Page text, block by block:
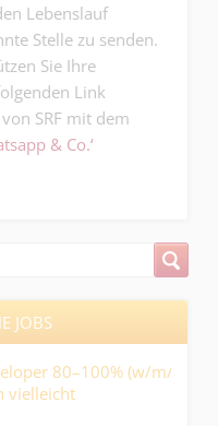
Lebenslauf
Stelle zu senden.
Sie Ihre
Link
SRF mit dem
& Co.‘
JOBS
80–100% (w/m/d)
vielleicht